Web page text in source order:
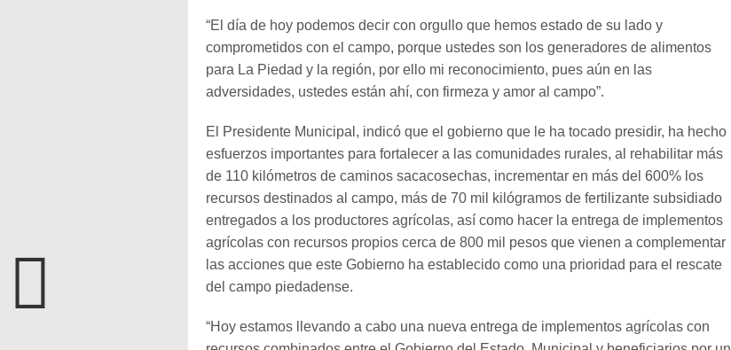
“El día de hoy podemos decir con orgullo que hemos estado de su lado y
comprometidos con el campo, porque ustedes son los generadores de alimentos
para La Piedad y la región, por ello mi reconocimiento, pues aún en las
adversidades, ustedes están ahí, con firmeza y amor al campo”.
El Presidente Municipal, indicó que el gobierno que le ha tocado presidir, ha hecho
esfuerzos importantes para fortalecer a las comunidades rurales, al rehabilitar más
de 110 kilómetros de caminos sacacosechas, incrementar en más del 600% los
recursos destinados al campo, más de 70 mil kilógramos de fertilizante subsidiado
entregados a los productores agrícolas, así como hacer la entrega de implementos
agrícolas con recursos propios cerca de 800 mil pesos que vienen a complementar
las acciones que este Gobierno ha establecido como una prioridad para el rescate
del campo piedadense.
“Hoy estamos llevando a cabo una nueva entrega de implementos agrícolas con